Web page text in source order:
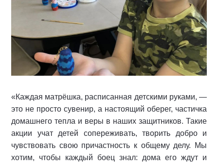
«Каждая матрёшка, расписанная детскими руками, —
это не просто сувенир, а настоящий оберег, частичка
домашнего тепла и веры в наших защитников. Такие
акции учат детей сопереживать, творить добро и
чувствовать свою причастность к общему делу. Мы
хотим, чтобы каждый боец знал: дома его ждут и